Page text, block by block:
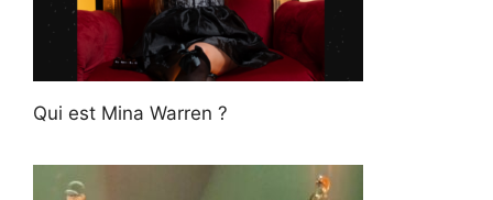
Qui est Mina Warren ?